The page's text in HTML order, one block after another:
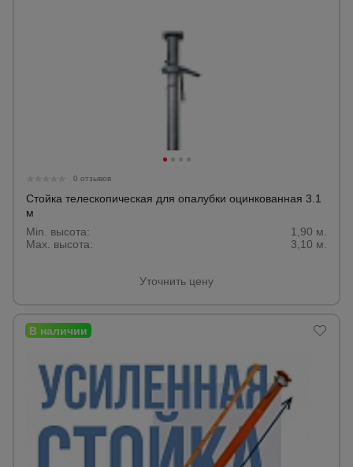
0 отзывов
Стойка телескопическая для опалубки оцинкованная 3.1
м
Min. высота:
1,90 м.
Max. высота:
3,10 м.
Уточнить цену